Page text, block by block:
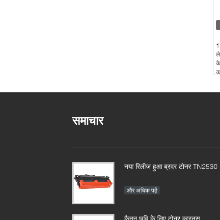
के
समाचार
नया रिलीज हुआ ब्रदर टोनर TN2530
और अधिक पढ़ें
कैनन छवि के लिए टोनर कारतूस